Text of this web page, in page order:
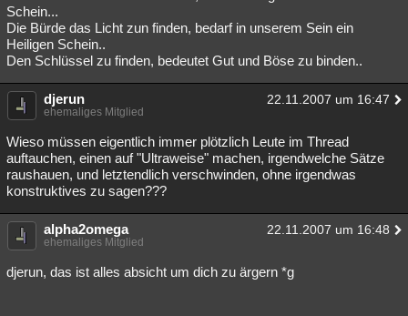
Schein...
Die Bürde das Licht zun finden, bedarf in unserem Sein ein
Heiligen Schein..
Den Schlüssel zu finden, bedeutet Gut und Böse zu binden..
djerun 22.11.2007 um 16:47
ehemaliges Mitglied
Wieso müssen eigentlich immer plötzlich Leute im Thread
auftauchen, einen auf "Ultraweise" machen, irgendwelche Sätze
raushauen, und letztendlich verschwinden, ohne irgendwas
konstruktives zu sagen???
alpha2omega 22.11.2007 um 16:48
ehemaliges Mitglied
djerun, das ist alles absicht um dich zu ärgern *g